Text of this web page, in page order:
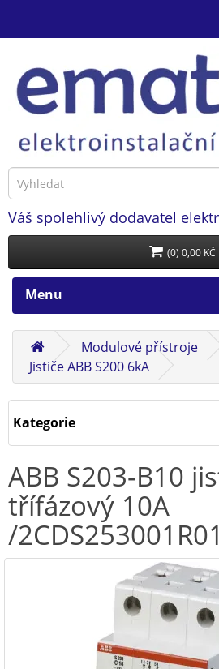
Váš spolehlivý dodavatel
(0) 0,00 KČ
Menu
Modulové přístroje
Jističe ABB S200 6kA
Kategorie
ABB S203-B10
třífázový 10A
/